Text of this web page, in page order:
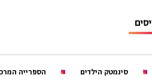
סינמטק הילדים הספרייה